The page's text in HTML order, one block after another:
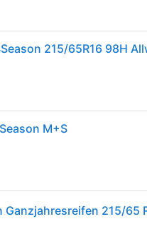
215/65R16 98H
M+S